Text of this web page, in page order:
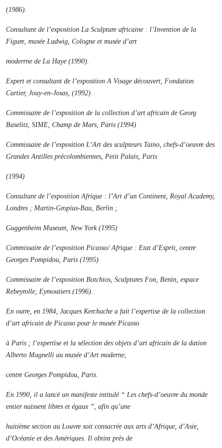
(1986).
Consultant de l’exposition La Sculpture africaine : l’Invention de la
Figure, musée Ludwig, Cologne et musée d’art
moderrne de La Haye (1990).
Expert et consultant de l’expositionA Visage découvert, Fondation
Cartier, Jouy-en-Josas, (1992).
Commissaire de l’exposition de la collection d’art africain de Georg
Baselitz, SIME, Champ de Mars, Paris (1994)
Commissaire de l’exposition L’Art des sculpteurs Taino, chefs-d’oeuvre des
Grandes Antilles précolombiennes, Petit Palais, Paris
(1994)
Consultant de l’expositionAfrique : l’Art d’un Continent, Royal Academy,
Londres ; Martin-Gropius-Bau, Berlin ;
Guggenheim Museum, New York (1995)
Commissaire de l’exposition Picasso/ Afrique : Etat d’Esprit, centre
Georges Pompidou, Paris (1995)
Commissaire de l’exposition Botchios, Sculptures Fon, Benin, espace
Rebeyrolle, Eymoutiers (1996).
En outre, en 1984, Jacques Kerchache a fait l’expertise de la collection
d’art africain de Picasso pour le musée Picasso
à Paris ; l’expertise et la sélection des objets d’art africain de la dation
Alberto Magnelli au musée d’Art moderne,
centre Georges Pompidou, Paris.
En 1990, il a lancé un manifeste intitulé “ Les chefs-d’oeuvre du monde
entier naissent libres et égaux ”, afin qu’une
huitième section au Louvre soit consacrée aux arts d’Afrique, d’Asie,
d’Océanie et des Amériques. Il obtint près de